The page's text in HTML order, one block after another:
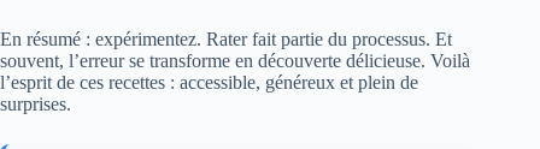
En résumé : expérimentez. Rater fait partie du processus. Et
souvent, l’erreur se transforme en découverte délicieuse. Voilà
l’esprit de ces recettes : accessible, généreux et plein de
surprises.